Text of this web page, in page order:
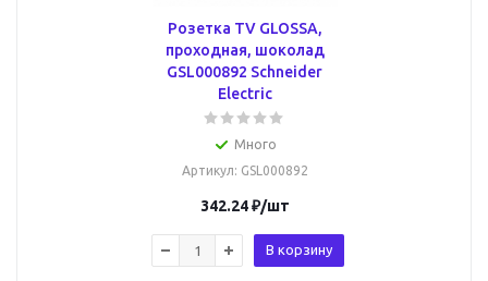
Розетка TV GLOSSA,
проходная, шоколад
GSL000892 Schneider
Electric
Много
Артикул: GSL000892
342.24₽/шт
В корзину